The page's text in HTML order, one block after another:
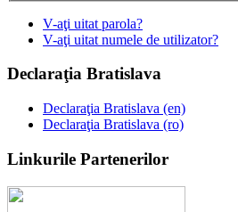
V-aţi uitat parola?
V-aţi uitat numele de utilizator?
Declaraţia Bratislava
Declaraţia Bratislava (en)
Declaraţia Bratislava (ro)
Linkurile Partenerilor